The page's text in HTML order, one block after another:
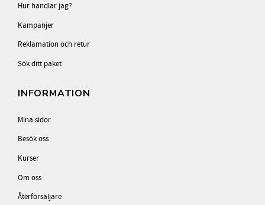
Hur handlar jag?
Kampanjer
Reklamation och retur
Sök ditt paket
INFORMATION
Mina sidor
Besök oss
Kurser
Om oss
Återförsäljare